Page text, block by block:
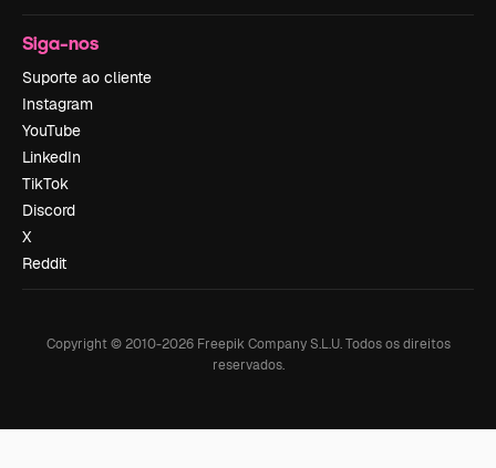
Siga-nos
Suporte ao cliente
Instagram
YouTube
LinkedIn
TikTok
Discord
X
Reddit
Copyright © 2010-2026Freepik Company S.L.U. Todos os direitos
reservados.